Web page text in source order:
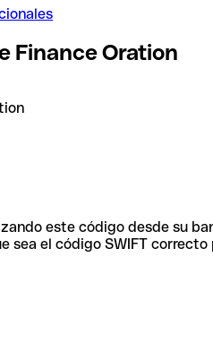
Finance Oration
este código desde su
el código SWIFT correcto